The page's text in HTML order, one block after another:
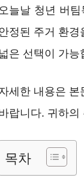
늘날 청년 버
정된 주거 환
넓은 선택이 가능
세한 내용은 본
랍니다. 귀하
목차